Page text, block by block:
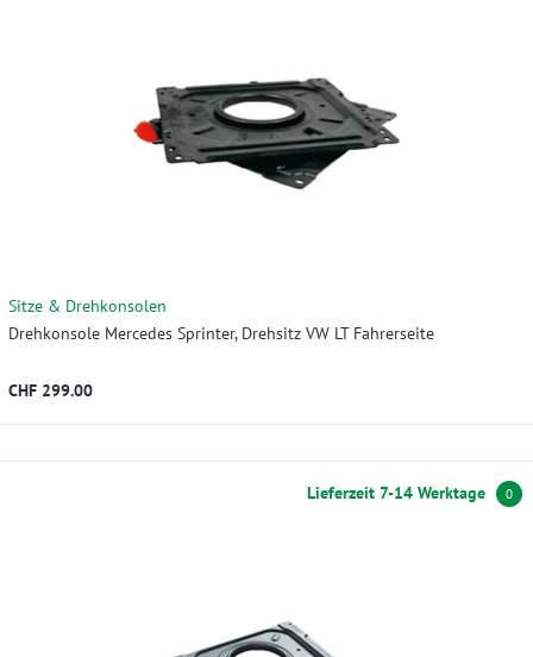
Sitze & Drehkonsolen
Drehkonsole Mercedes Sprinter, Drehsitz VW LT Fahrerseite
CHF 299.00
Lieferzeit 7-14 Werktage 0